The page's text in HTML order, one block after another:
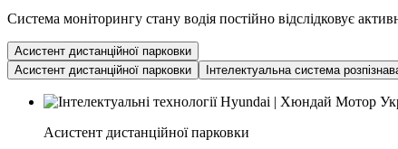
Система моніторингу стану водія постійно відслідковує
Асистент дистанційної парковки
Асистент дистанційної парковки
Інтелектуальна система
Асистент дистанційної парковки